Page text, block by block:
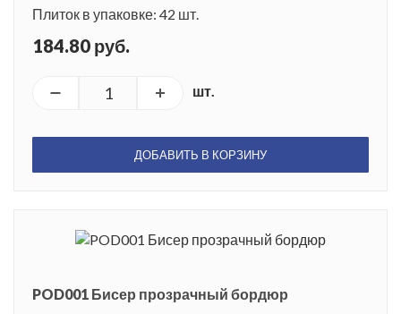
Плиток в упаковке: 42 шт.
184.80 руб.
шт.
ДОБАВИТЬ В КОРЗИНУ
POD001 Бисер прозрачный бордюр